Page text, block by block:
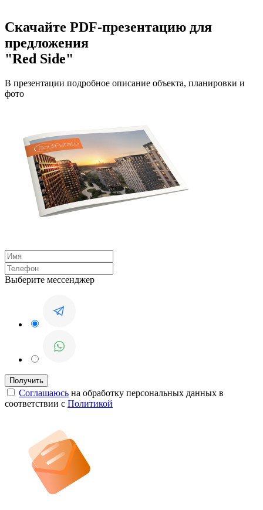
Скачайте PDF-презентацию для
предложения
"Red Side"
В презентации подробное описание объекта, планировки и
фото
Выберите мессенджер
Соглашаюсь на обработку персональных данных в
соответствии с Политикой